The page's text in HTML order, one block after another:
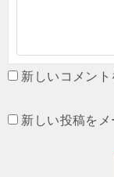
新しいコメン
新しい投稿を